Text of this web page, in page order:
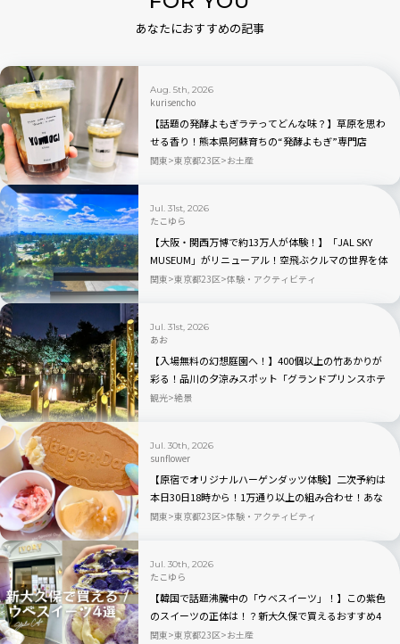
あなたにおすすめの記事
Aug. 5th, 2026
kurisencho
【話題の発酵よもぎラテってどんな味？】草原を思わ
せる香り！熊本県阿蘇育ちの“発酵よもぎ”専門店
「BETWEEN by THE YOMOGI STAND」渋谷にオープ
関東 東京都23区 お土産
Jul. 31st, 2026
たこゆら
【大阪・関西万博で約13万人が体験！】「JAL SKY
MUSEUM」がリニューアル！空飛ぶクルマの世界を体
験できる「そらクルーズ」が新登場
関東 東京都23区 体験・アクティビティ
Jul. 31st, 2026
あお
【入場無料の幻想庭園へ！】400個以上の竹あかりが
彩る！品川の夕涼みスポット「グランドプリンスホテ
ル高輪」を現地レビュー
観光 絶景
Jul. 30th, 2026
sunflower
【原宿でオリジナルハーゲンダッツ体験】二次予約は
本日30日18時から！1万通り以上の組み合わせ！あな
ただけのアイスクリームが作れるポップアップイベン
関東 東京都23区 体験・アクティビティ
Jul. 30th, 2026
たこゆら
【韓国で話題沸騰中の「ウベスイーツ」！】この紫色
のスイーツの正体は！？新大久保で買えるおすすめ4
選を実食レビュー
関東 東京都23区 お土産